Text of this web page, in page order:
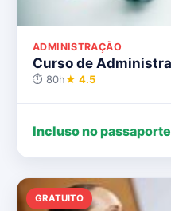
ADMINISTRAÇÃO
Curso de
⏱ 80h★ 4.5
Incluso no passaporte
GRATUITO